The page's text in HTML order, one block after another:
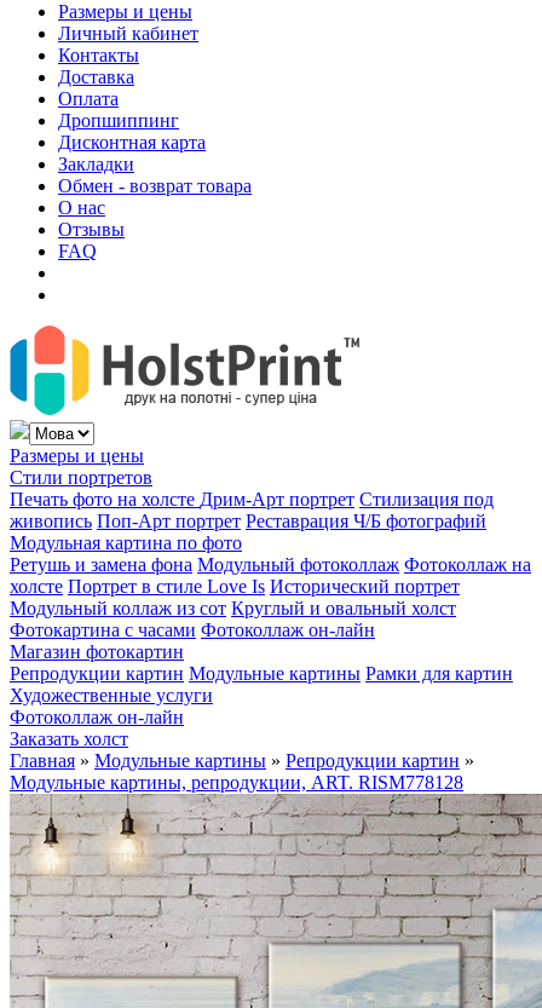
Размеры и цены
Личный кабинет
Контакты
Доставка
Оплата
Дропшиппинг
Дисконтная карта
Закладки
Обмен - возврат товара
О нас
Отзывы
FAQ
Размеры и цены
Стили портретов
Печать фото на холсте Дрим-Арт портрет Стилизация под
живопись Поп-Арт портрет Реставрация Ч/Б фотографий
Модульная картина по фото
Ретушь и замена фона Модульный фотоколлаж Фотоколлаж на
холсте Портрет в стиле Love Is Исторический портрет
Модульный коллаж из сот Круглый и овальный холст
Фотокартина с часами Фотоколлаж он-лайн
Магазин фотокартин
Репродукции картин Модульные картины Рамки для картин
Художественные услуги
Фотоколлаж он-лайн
Заказать холст
Главная » Модульные картины » Репродукции картин »
Модульные картины, репродукции, ART. RISM778128